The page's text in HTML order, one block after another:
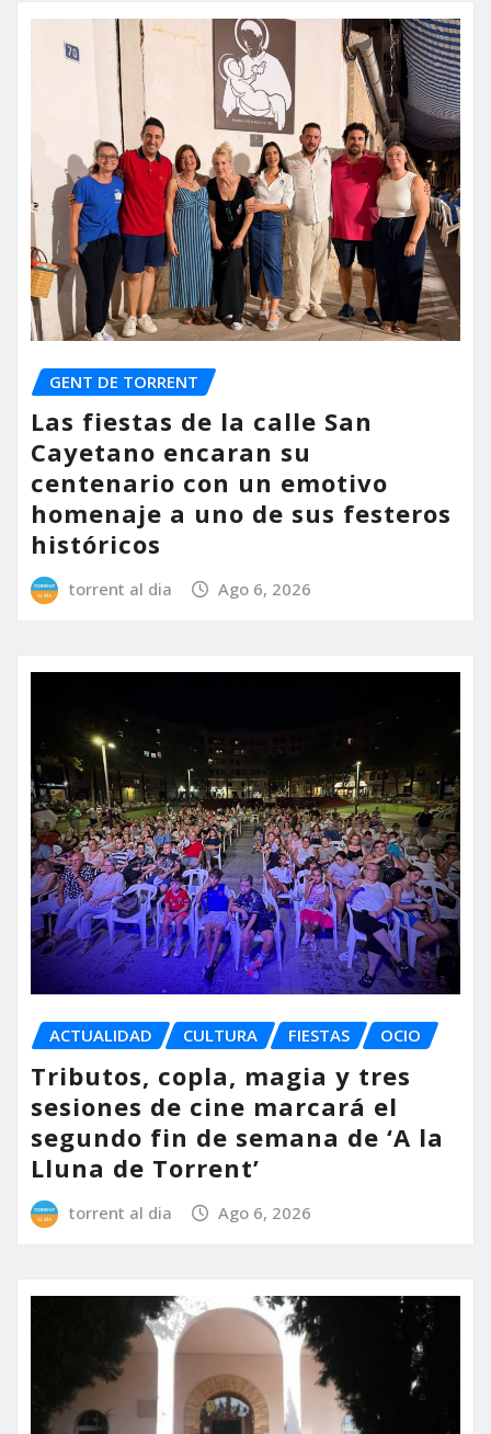
GENT DE TORRENT
Las fiestas de la calle San
Cayetano encaran su
centenario con un emotivo
homenaje a uno de sus festeros
históricos
torrent al dia Ago 6, 2026
ACTUALIDAD CULTURA FIESTAS OCIO
Tributos, copla, magia y tres
sesiones de cine marcará el
segundo fin de semana de ‘A la
Lluna de Torrent’
torrent al dia Ago 6, 2026